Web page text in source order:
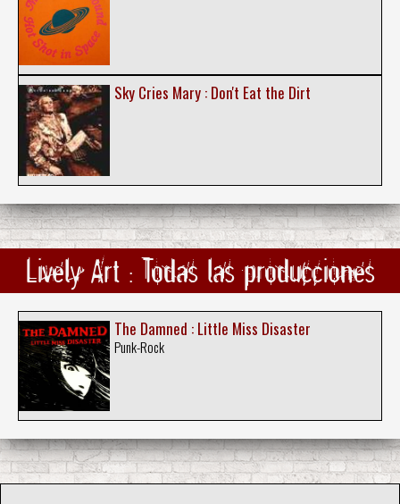
Sky Cries Mary : Don't Eat the Dirt
Lively Art : Todas las producciones
The Damned : Little Miss Disaster
Punk-Rock